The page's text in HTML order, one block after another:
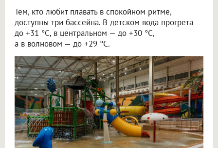
Тем, кто любит плавать в спокойном ритме,
доступны три бассейна. В детском вода прогрета
до +31 °C, в центральном — до +30 °C,
а в волновом — до +29 °C.